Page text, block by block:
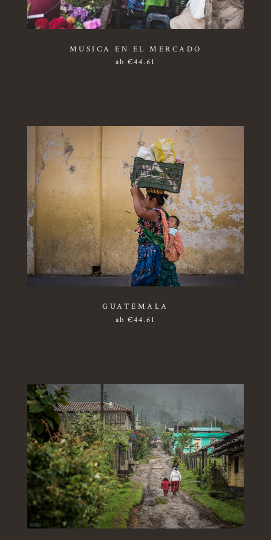
MUSICA EN EL MERCADO
ab €44.61
GUATEMALA
ab €44.61